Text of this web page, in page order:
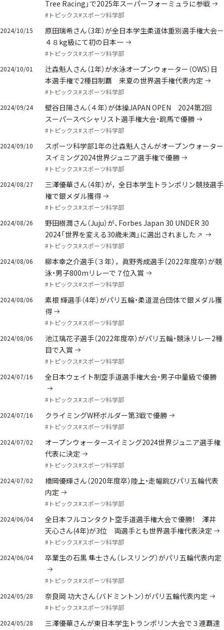
Tree Racing」で2025年スーパーフォーミュラに参戦
#トピックス#スポーツ科学部
2024/10/15
原田瑞希さん（3年）が全日本学生柔道体重別選手権大会－
４８kg級にて初の日本一
#トピックス#スポーツ科学部
2024/10/01
辻森魁人さん（1年）が水泳オープンウォーター（OWS）日
本選手権で2種目制覇 来夏の世界選手権代表内定
#トピックス#スポーツ科学部
2024/09/24
壁谷日陽さん（４年）が体操JAPAN OPEN 2024第2回
スーパースペシャリスト選手権大会・跳馬で優勝
#トピックス#スポーツ科学部
2024/09/10
スポーツ科学部1年の辻森魁人さんがオープンウォーター
スイミング2024世界ジュニア選手権で優勝
#トピックス#スポーツ科学部
2024/08/27
三澤優華さん（4年）が，全日本学生トランポリン競技選手
権で銀メダル獲得
#トピックス#スポーツ科学部
2024/08/26
野田樹潤さん（Juju）が、Forbes Japan 30 UNDER 30
2024「世界を変える30歳未満」に選出されました
#トピックス#スポーツ科学部
2024/08/06
柳本幸之介選手（３年），眞野秀成選手（2022年度卒）が競
泳・男子800mリレーで７位入賞
#トピックス#スポーツ科学部
2024/08/06
素根 輝選手（4年）がパリ五輪・柔道混合団体で銀メダル獲
得
#トピックス#スポーツ科学部
2024/08/06
池江璃花子選手（2022年度卒）がパリ五輪・競泳リレー2種
目で入賞
#トピックス#スポーツ科学部
2024/07/16
全日本ウェイト制空手道選手権大会・男子中量級で優勝
#トピックス#スポーツ科学部
2024/07/16
クライミングW杯ボルダー第3戦で優勝
#トピックス#スポーツ科学部
2024/07/02
オープンウォータースイミング2024世界ジュニア選手権
代表に決定
#トピックス#スポーツ科学部
2024/07/02
橋岡優輝さん（2020年度卒）陸上・走幅跳びパリ五輪代表
内定
#トピックス#スポーツ科学部
2024/06/04
全日本フルコンタクト空手道選手権大会で優勝！ 澤井
天心さん(4年)が3位 両選手とも世界選手権代表決定
#トピックス#スポーツ科学部
2024/06/04
卒業生の石黒 隼士さん（レスリング）がパリ五輪代表内定
#トピックス#スポーツ科学部
2024/05/28
奈良岡 功大さん（バドミントン）がパリ五輪代表内定
#トピックス#スポーツ科学部
2024/05/28
三澤優華さんが東日本学生トランポリン大会で３連覇達